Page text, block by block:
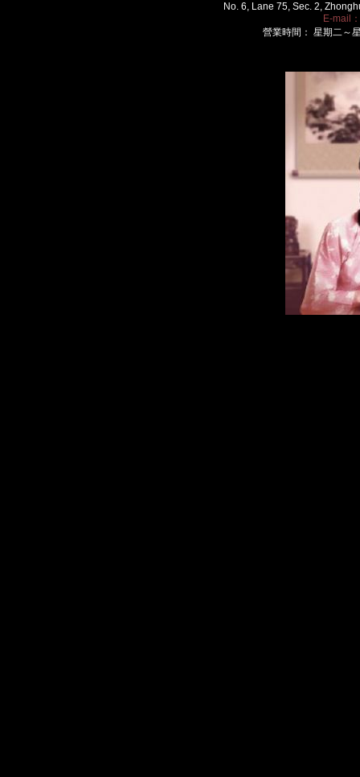
No. 6, Lane 75, Sec. 2,
E-mail：
營業時間： 星期二～